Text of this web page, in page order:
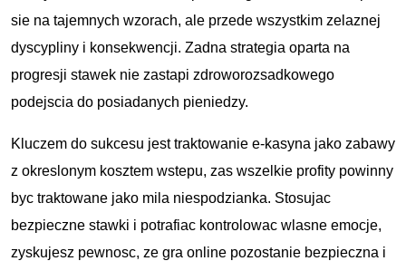
sie na tajemnych wzorach, ale przede wszystkim zelaznej
dyscypliny i konsekwencji. Zadna strategia oparta na
progresji stawek nie zastapi zdroworozsadkowego
podejscia do posiadanych pieniedzy.
Kluczem do sukcesu jest traktowanie e-kasyna jako zabawy
z okreslonym kosztem wstepu, zas wszelkie profity powinny
byc traktowane jako mila niespodzianka. Stosujac
bezpieczne stawki i potrafiac kontrolowac wlasne emocje,
zyskujesz pewnosc, ze gra online pozostanie bezpieczna i